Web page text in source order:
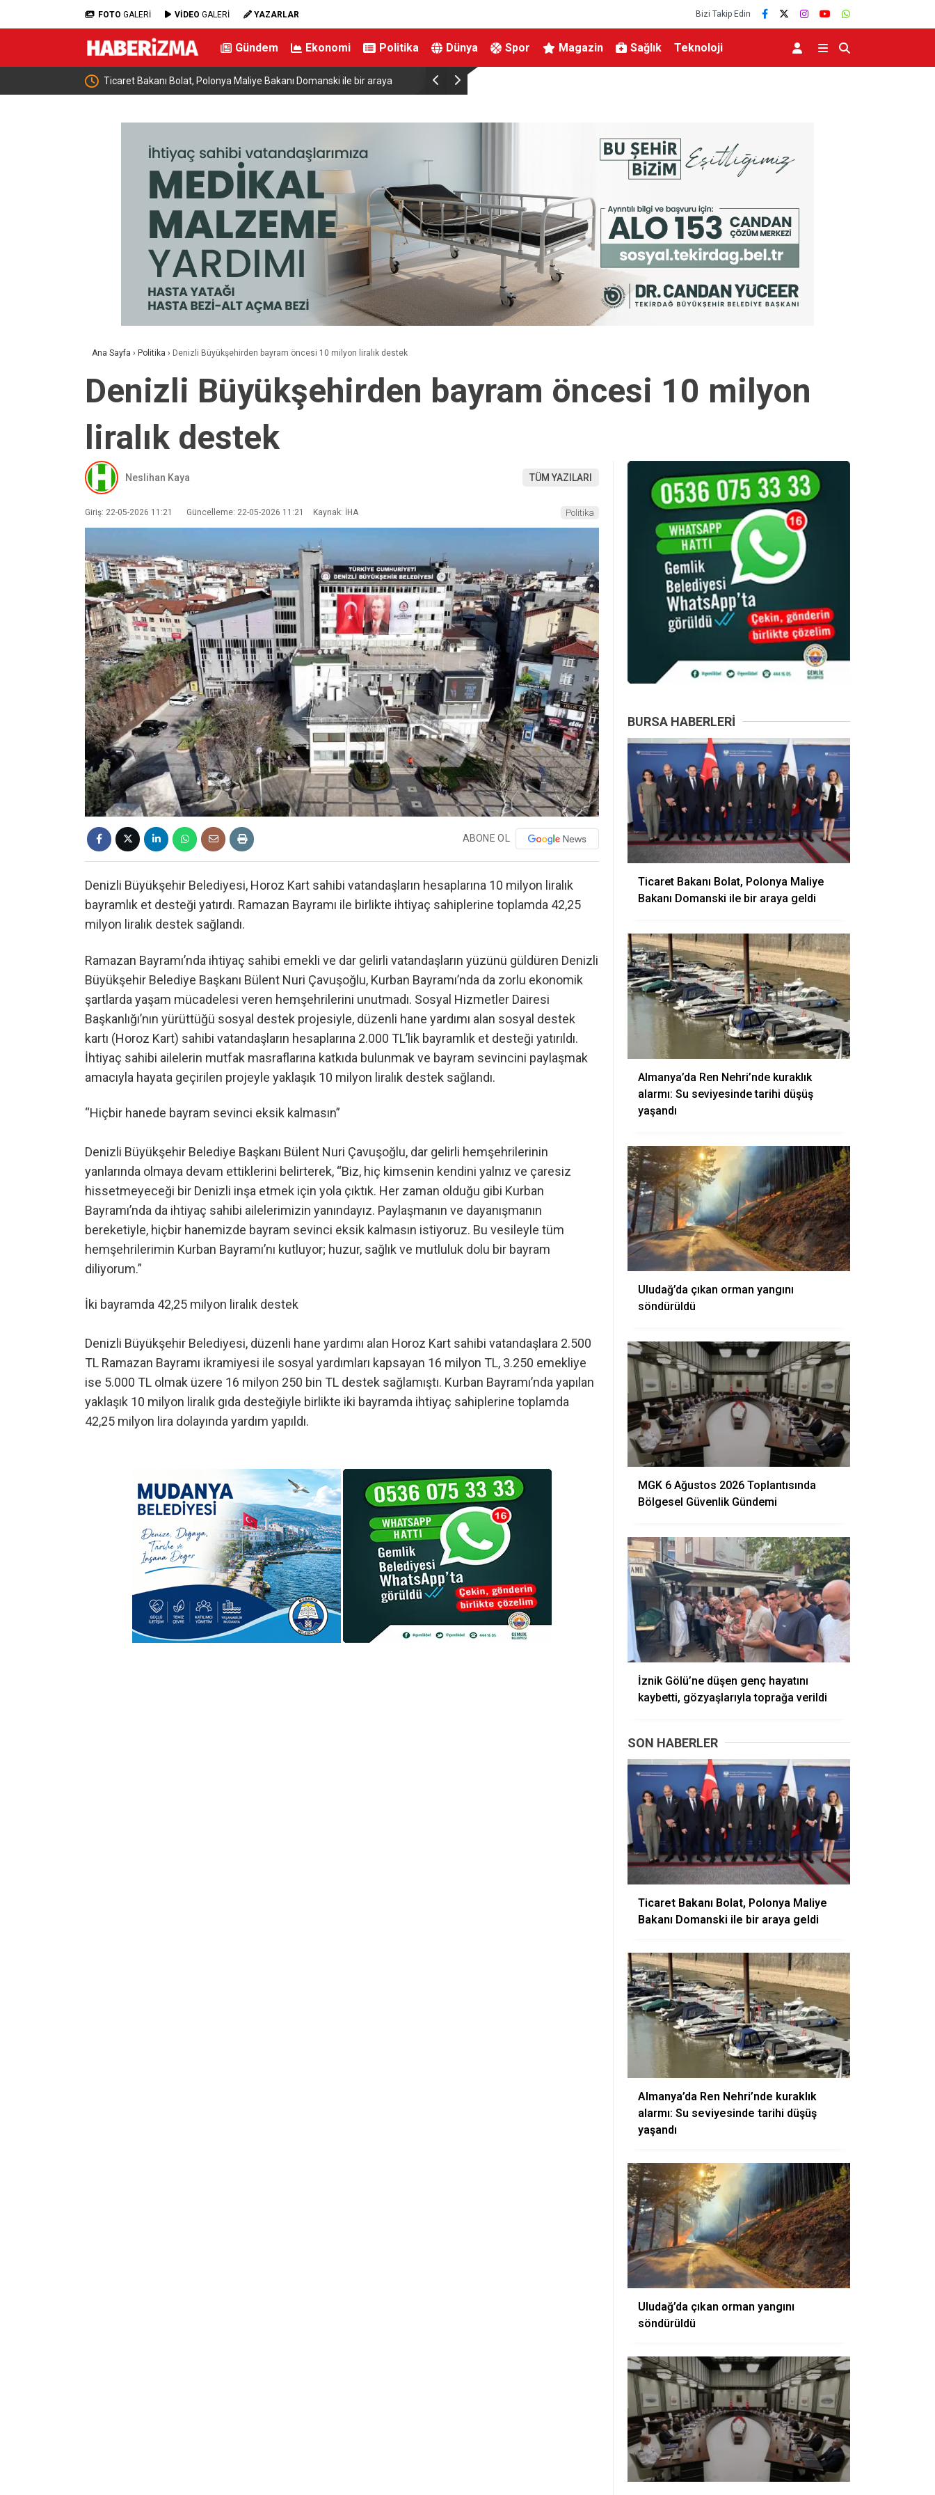
FOTO GALERİ VİDEO GALERİ YAZARLAR Bizi Takip Edin
Gündem Ekonomi Politika Dünya Spor Magazin Sağlık Teknoloji
Ticaret Bakanı Bolat, Polonya Maliye Bakanı Domanski ile bir araya Almanya’da Ren Nehri’nde kuraklık alarmı: Su seviyesinde tarihi düşüş
Ana Sayfa › Politika › Denizli Büyükşehirden bayram öncesi 10 milyon liralık destek
Denizli Büyükşehirden bayram öncesi 10 milyon
liralık destek
Neslihan Kaya TÜM YAZILARI
Giriş: 22-05-2026 11:21 Güncelleme: 22-05-2026 11:21 Kaynak: İHA Politika
ABONE OL
Denizli Büyükşehir Belediyesi, Horoz Kart sahibi vatandaşların hesaplarına 10 milyon liralık
bayramlık et desteği yatırdı. Ramazan Bayramı ile birlikte ihtiyaç sahiplerine toplamda 42,25
milyon liralık destek sağlandı.
Ramazan Bayramı’nda ihtiyaç sahibi emekli ve dar gelirli vatandaşların yüzünü güldüren Denizli
Büyükşehir Belediye Başkanı Bülent Nuri Çavuşoğlu, Kurban Bayramı’nda da zorlu ekonomik
şartlarda yaşam mücadelesi veren hemşehrilerini unutmadı. Sosyal Hizmetler Dairesi
Başkanlığı’nın yürüttüğü sosyal destek projesiyle, düzenli hane yardımı alan sosyal destek
kartı (Horoz Kart) sahibi vatandaşların hesaplarına 2.000 TL’lik bayramlık et desteği yatırıldı.
İhtiyaç sahibi ailelerin mutfak masraflarına katkıda bulunmak ve bayram sevincini paylaşmak
amacıyla hayata geçirilen projeyle yaklaşık 10 milyon liralık destek sağlandı.
“Hiçbir hanede bayram sevinci eksik kalmasın”
Denizli Büyükşehir Belediye Başkanı Bülent Nuri Çavuşoğlu, dar gelirli hemşehrilerinin
yanlarında olmaya devam ettiklerini belirterek, “Biz, hiç kimsenin kendini yalnız ve çaresiz
hissetmeyeceği bir Denizli inşa etmek için yola çıktık. Her zaman olduğu gibi Kurban
Bayramı’nda da ihtiyaç sahibi ailelerimizin yanındayız. Paylaşmanın ve dayanışmanın
bereketiyle, hiçbir hanemizde bayram sevinci eksik kalmasın istiyoruz. Bu vesileyle tüm
hemşehrilerimin Kurban Bayramı’nı kutluyor; huzur, sağlık ve mutluluk dolu bir bayram
diliyorum.”
İki bayramda 42,25 milyon liralık destek
Denizli Büyükşehir Belediyesi, düzenli hane yardımı alan Horoz Kart sahibi vatandaşlara 2.500
TL Ramazan Bayramı ikramiyesi ile sosyal yardımları kapsayan 16 milyon TL, 3.250 emekliye
ise 5.000 TL olmak üzere 16 milyon 250 bin TL destek sağlamıştı. Kurban Bayramı’nda yapılan
yaklaşık 10 milyon liralık gıda desteğiyle birlikte iki bayramda ihtiyaç sahiplerine toplamda
42,25 milyon lira dolayında yardım yapıldı.
BURSA HABERLERI
Ticaret Bakanı Bolat, Polonya Maliye
Bakanı Domanski ile bir araya geldi
Almanya’da Ren Nehri’nde kuraklık
alarmı: Su seviyesinde tarihi düşüş
yaşandı
Uludağ’da çıkan orman yangını
söndürüldü
MGK 6 Ağustos 2026 Toplantısında
Bölgesel Güvenlik Gündemi
İznik Gölü’ne düşen genç hayatını
kaybetti, gözyaşlarıyla toprağa verildi
SON HABERLER
Ticaret Bakanı Bolat, Polonya Maliye
Bakanı Domanski ile bir araya geldi
Almanya’da Ren Nehri’nde kuraklık
alarmı: Su seviyesinde tarihi düşüş
yaşandı
Uludağ’da çıkan orman yangını
söndürüldü